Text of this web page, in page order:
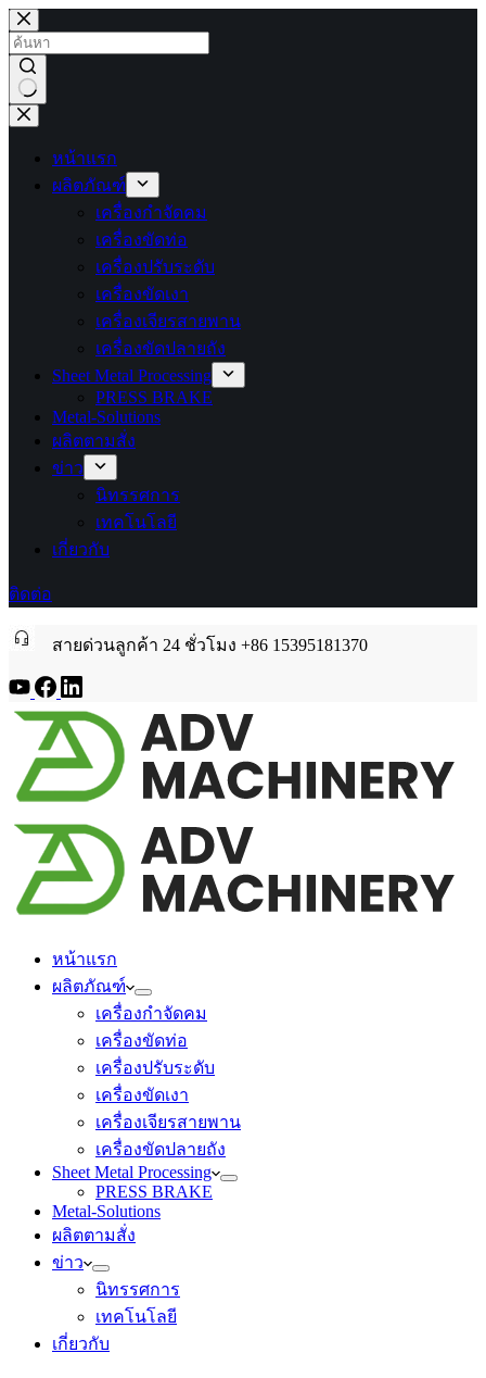
ข้าม
ไป
ยัง
เนื้อหา
ไม่มี
หน้าแรก
ผลิตภัณฑ์
เครื่องกำจัดคม
เครื่องขัดท่อ
เครื่องปรับระดับ
เครื่องขัดเงา
เครื่องเจียรสายพาน
เครื่องขัดปลายถัง
Sheet Metal Processing
PRESS BRAKE
Metal-Solutions
ผลิตตามสั่ง
ข่าว
นิทรรศการ
เทคโนโลยี
เกี่ยวกับ
ติดต่อ
สายด่วนลูกค้า 24 ชั่วโมง +86 15395181370
หน้าแรก
ผลิตภัณฑ์
เครื่องกำจัดคม
เครื่องขัดท่อ
เครื่องปรับระดับ
เครื่องขัดเงา
เครื่องเจียรสายพาน
เครื่องขัดปลายถัง
Sheet Metal Processing
PRESS BRAKE
Metal-Solutions
ผลิตตามสั่ง
ข่าว
นิทรรศการ
เทคโนโลยี
เกี่ยวกับ